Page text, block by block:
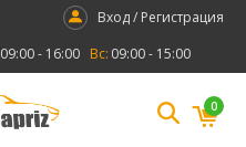
Вход / Регистрация
09:00 - 16:00 Вс: 09:00 - 15:00
0